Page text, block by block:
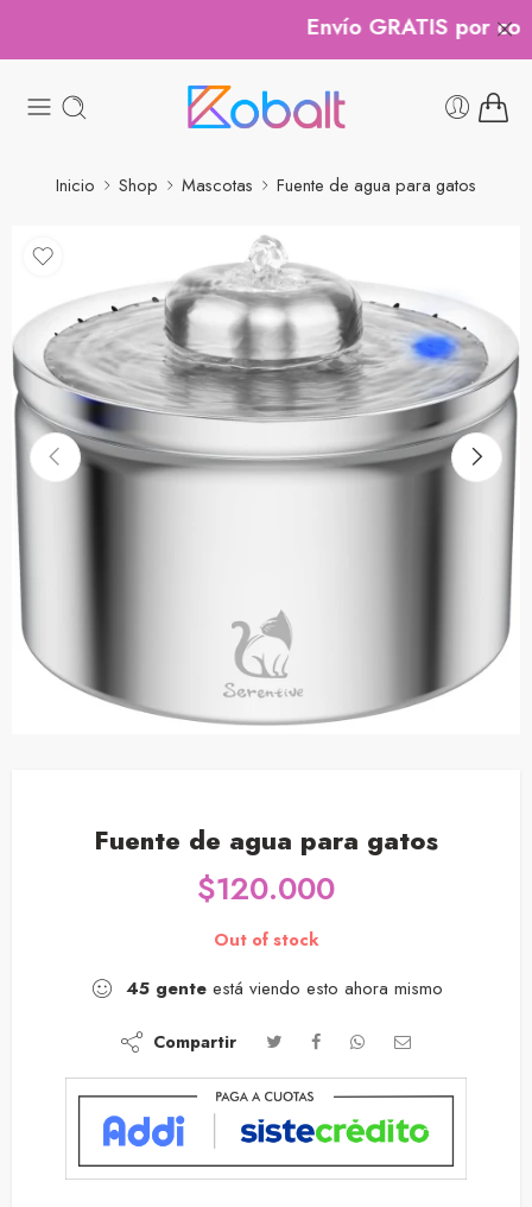
Envío GRATIS por
Inicio Shop Mascotas Fuente de agua para gatos
Fuente de agua para gatos
$120.000
Out of stock
45 genteestá viendo esto ahora mismo
Compartir